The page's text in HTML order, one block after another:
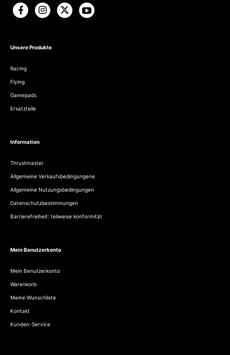
Unsere Produkte
Racing
Flying
Gamepads
Ersatzteile
Information
Thrustmaster
Allgemeine Verkaufsbedingungene
Allgemeine Nutzungsbedingungen
Datenschutzbestimmungen
Barrierefreiheit: teilweise konformität
Mein Benutzerkonto
Mein Benutzerkonto
Warenkorb
Meine Wunschliste
Kontakt
Kunden-Service